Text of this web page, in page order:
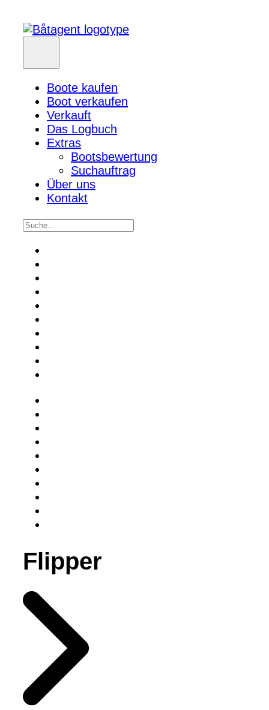
Boote kaufen
Boot verkaufen
Verkauft
Das Logbuch
Extras
Bootsbewertung
Suchauftrag
Über uns
Kontakt
Flipper